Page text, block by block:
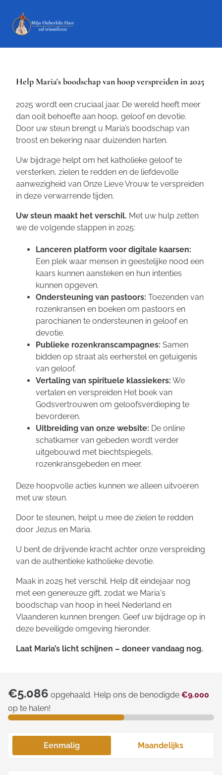
Help Maria's boodschap van hoop verspreiden in 2025
2025 wordt een cruciaal jaar. De wereld heeft meer
dan ooit behoefte aan hoop, geloof en devotie.
Door uw steun brengt u Maria’s boodschap van
troost en bekering naar duizenden harten.
Uw bijdrage helpt om het katholieke geloof te
versterken, zielen te redden en de liefdevolle
aanwezigheid van Onze Lieve Vrouw te verspreiden
in deze verwarrende tijden.
Uw steun maakt het verschil. Met uw hulp zetten
we de volgende stappen in 2025:
Lanceren platform voor digitale kaarsen:
Een plek waar mensen in geestelijke nood een
kaars kunnen aansteken en hun intenties
kunnen opgeven.
Ondersteuning van pastoors: Toezenden van
rozenkransen en boeken om pastoors en
parochianen te ondersteunen in geloof en
devotie.
Publieke rozenkranscampagnes: Samen
bidden op straat als eerherstel en getuigenis
van geloof.
Vertaling van spirituele klassiekers: We
vertalen en verspreiden Het boek van
Godsvertrouwen om geloofsverdieping te
bevorderen.
Uitbreiding van onze website: De online
schatkamer van gebeden wordt verder
uitgebouwd met biechtspiegels,
rozenkransgebeden en meer.
Deze hoopvolle acties kunnen we alleen uitvoeren
met uw steun.
Door te steunen, helpt u mee de zielen te redden
door Jezus en Maria.
U bent de drijvende kracht achter onze verspreiding
van de authentieke katholieke devotie.
Maak in 2025 het verschil. Help dit eindejaar nog
met een genereuze gift, zodat we Maria's
boodschap van hoop in heel Nederland en
Vlaanderen kunnen brengen. Geef uw bijdrage op in
deze beveiligde omgeving hieronder.
Laat Maria’s licht schijnen – doneer vandaag nog.
€5.086 opgehaald. Help ons de benodigde €9.000
op te halen!
Eenmalig Maandelijks